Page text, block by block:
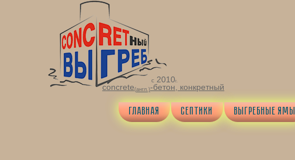
с 2010г.
concrete(англ.)-бетон, конкретный
ГЛАВНАЯ СЕПТИКИ ВЫГРЕБНЫЕ ЯМЫ